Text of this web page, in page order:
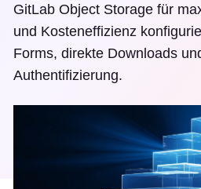
GitLab Object Storage für
und Kosteneffizienz
Forms, direkte Downloads
Authentifizierung.